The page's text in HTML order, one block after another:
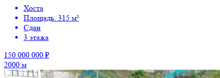
Хоста
Площадь: 315 м²
Сдан
3 этажа
150 000 000 ₽
2000 м